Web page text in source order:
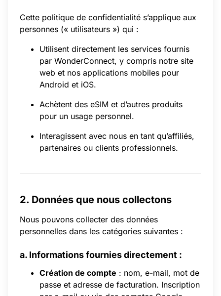
Cette politique de confidentialité s’applique aux
personnes (« utilisateurs ») qui :
Utilisent directement les services fournis
par WonderConnect, y compris notre site
web et nos applications mobiles pour
Android et iOS.
Achètent des eSIM et d’autres produits
pour un usage personnel.
Interagissent avec nous en tant qu’affiliés,
partenaires ou clients professionnels.
2. Données que nous collectons
Nous pouvons collecter des données
personnelles dans les catégories suivantes :
a. Informations fournies directement :
Création de compte : nom, e-mail, mot de
passe et adresse de facturation. Inscription